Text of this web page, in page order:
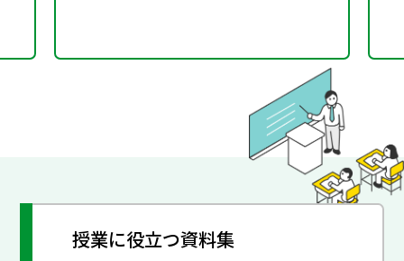
授業に役立つ資料集